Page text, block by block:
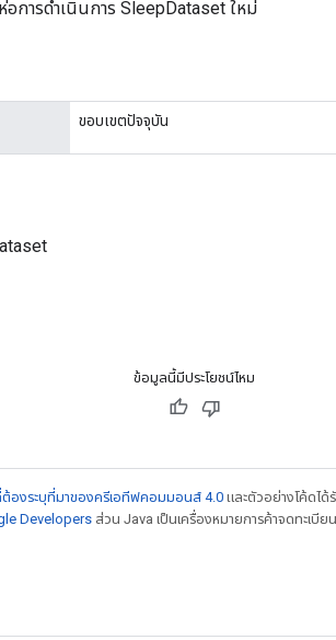
อการดำเนินการ SleepDataset ใหม่
ขอบเขตปัจจุบัน
ข้อมูลนี้มีประโยชน์ไหม
องระบุที่มาของครีเอทีฟคอมมอนส์ 4.0 และตัวอย่างโค้ดไ
Developers ส่วน Java เป็นเครื่องหมายการค้าจดทะเบี